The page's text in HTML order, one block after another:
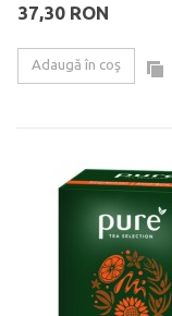
37,30 RON
Adaugă în coş